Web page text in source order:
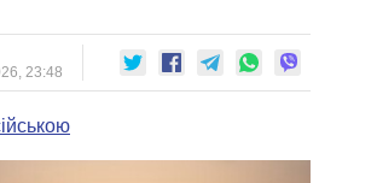
ПОРІВНЯННЯ ПОЛІТИКІВ
23:48